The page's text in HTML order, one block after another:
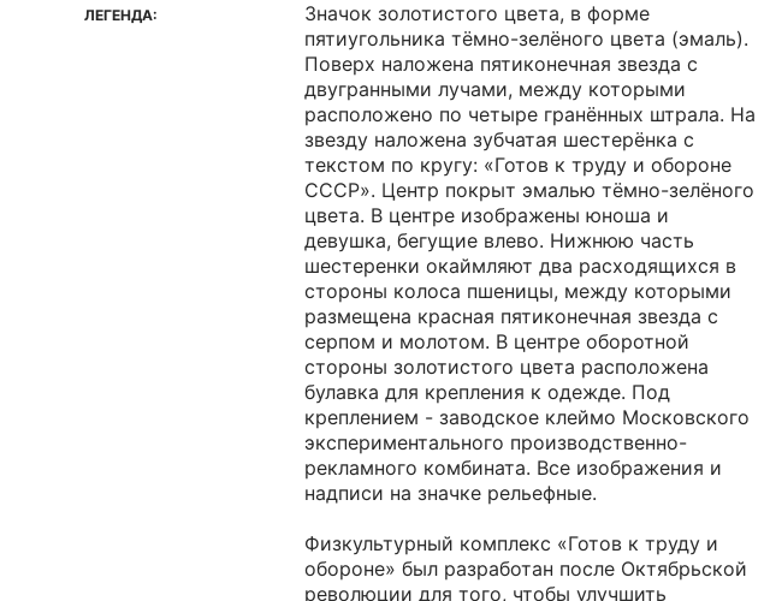
ЛЕГЕНДА:
Значок золотистого цвета, в форме
пятиугольника тёмно-зелёного цвета (эмаль).
Поверх наложена пятиконечная звезда с
двугранными лучами, между которыми
расположено по четыре гранённых штрала. На
звезду наложена зубчатая шестерёнка с
текстом по кругу: «Готов к труду и обороне
СССР». Центр покрыт эмалью тёмно-зелёного
цвета. В центре изображены юноша и
девушка, бегущие влево. Нижнюю часть
шестеренки окаймляют два расходящихся в
стороны колоса пшеницы, между которыми
размещена красная пятиконечная звезда с
серпом и молотом. В центре оборотной
стороны золотистого цвета расположена
булавка для крепления к одежде. Под
креплением - заводское клеймо Московского
экспериментального производственно-
рекламного комбината. Все изображения и
надписи на значке рельефные.
Физкультурный комплекс «Готов к труду и
обороне» был разработан после Октябрьской
революции для того, чтобы улучшить